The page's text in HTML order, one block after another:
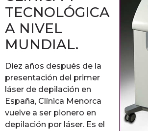
TECNOLÓGICA
A NIVEL
MUNDIAL.
Diez años después de la
presentación del primer
láser de depilación en
España, Clínica Menorca
vuelve a ser pionero en
depilación por láser. Es el